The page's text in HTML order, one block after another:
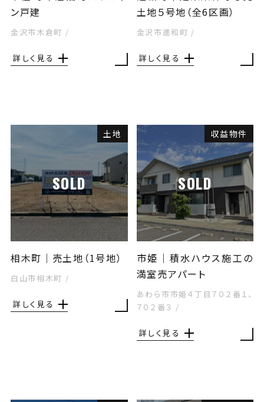
ン戸建
金沢市木倉町 /
詳しく見る
土地５号地（全6区画）
金沢市進和町 /
詳しく見る
SOLD
土地
相木町｜売土地（1号地）
白山市相木町 /
詳しく見る
SOLD
収益物件
市姫｜積水ハウス施工の
満室売アパート
あわら市市姫４丁目７０２番１、
７０２番３ /
詳しく見る